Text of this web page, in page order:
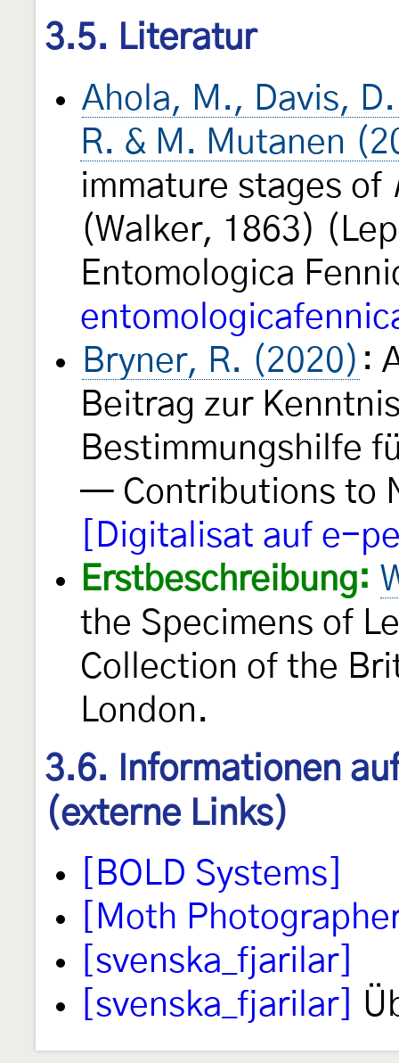
3.5. Literatur
Ahola, M., Davis,
R. & M. Mutanen
immature stages of
(Walker, 1863)
Entomologica
Bryner, R. (2020) :
Beitrag zur
Bestimmungshilfe
— Contributions to
[Digitalisat auf e-
Erstbeschreibung:
the Specimens of
Collection of the
London.
3.6. Informationen
(externe Links)
[BOLD Systems]
[Moth
[svenska_fjarilar]
[svenska_fjarilar]